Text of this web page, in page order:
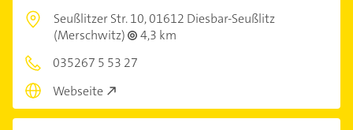
Seußlitzer Str. 10,01612 Diesbar-Seußlitz
(Merschwitz)
4,3 km
035267 5 53 27
Webseite